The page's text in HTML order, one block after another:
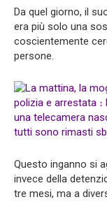
Da quel giorno, il
era più solo una
coscientemente
persone.
Questo inganno si
invece della
tre mesi, ma a